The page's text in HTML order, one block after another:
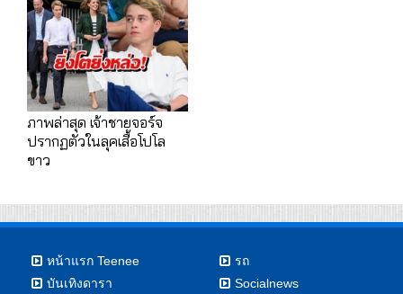
ภาพล่าสุด เจ้าชายจอร์จ
ปรากฏตัวในลุคเสื้อโปโล
ขาว
หน้าแรก Teenee
บันเทิงดารา
รถ
Socialnews